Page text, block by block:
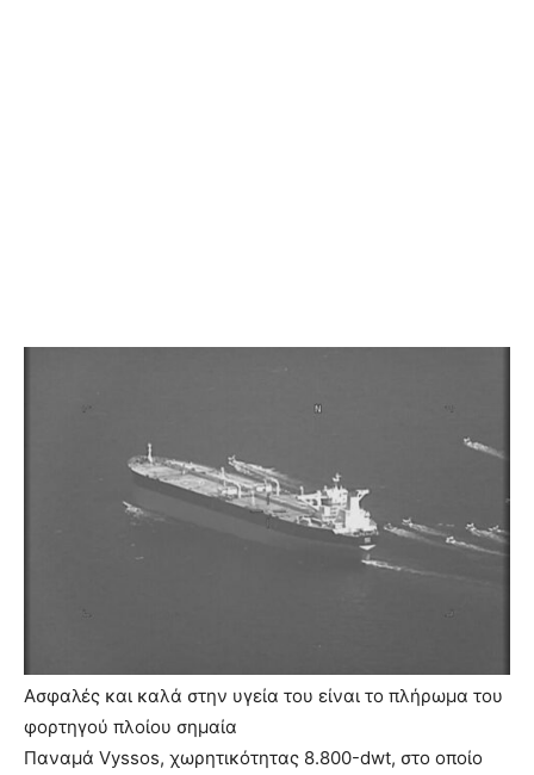
Ασφαλές και καλά στην υγεία του είναι το πλήρωμα του
φορτηγού πλοίου σημαία
Παναμά Vyssos, χωρητικότητας 8.800-dwt, στο οποίο